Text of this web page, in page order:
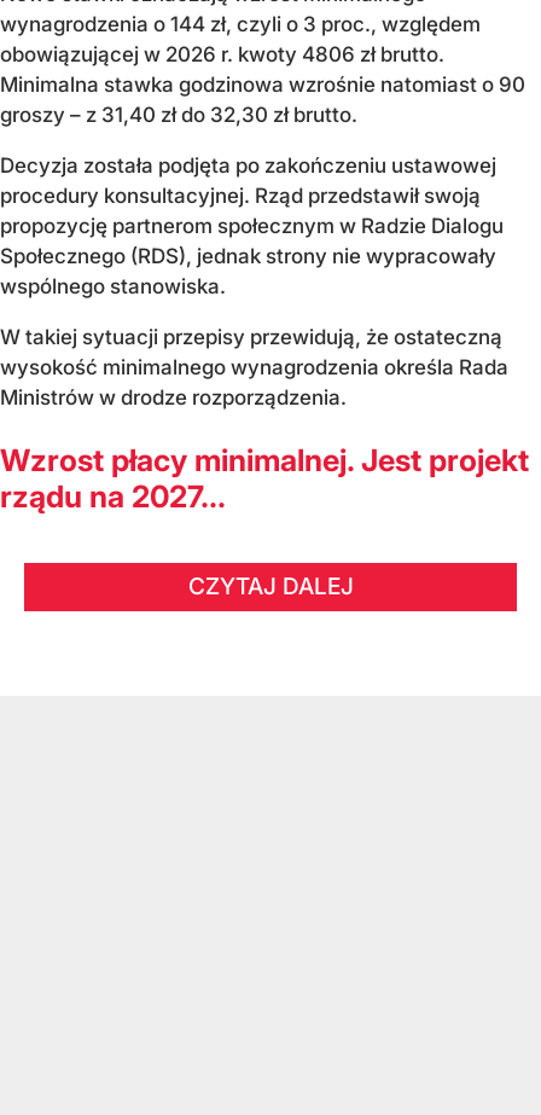
wynagrodzenia o 144 zł, czyli o 3 proc., względem
obowiązującej w 2026 r. kwoty 4806 zł brutto.
Minimalna stawka godzinowa wzrośnie natomiast o 90
groszy – z 31,40 zł do 32,30 zł brutto.
Decyzja została podjęta po zakończeniu ustawowej
procedury konsultacyjnej. Rząd przedstawił swoją
propozycję partnerom społecznym w Radzie Dialogu
Społecznego (RDS), jednak strony nie wypracowały
wspólnego stanowiska.
W takiej sytuacji przepisy przewidują, że ostateczną
wysokość minimalnego wynagrodzenia określa Rada
Ministrów w drodze rozporządzenia.
Wzrost płacy minimalnej. Jest projekt
rządu na 2027...
CZYTAJ DALEJ